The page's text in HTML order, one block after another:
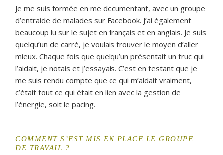
Je me suis formée en me documentant, avec un groupe
d’entraide de malades sur Facebook. J’ai également
beaucoup lu sur le sujet en français et en anglais. Je suis
quelqu’un de carré, je voulais trouver le moyen d’aller
mieux. Chaque fois que quelqu’un présentait un truc qui
l’aidait, je notais et j’essayais. C’est en testant que je
me suis rendu compte que ce qui m’aidait vraiment,
c’était tout ce qui était en lien avec la gestion de
l’énergie, soit le pacing.
COMMENT S’EST MIS EN PLACE LE GROUPE
DE TRAVAIL ?